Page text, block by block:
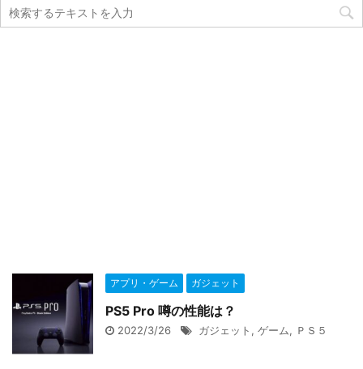
アプリ・ゲーム ガジェット
PS5 Pro 噂の性能は？
2022/3/26 ガジェット , ゲーム, ＰＳ５